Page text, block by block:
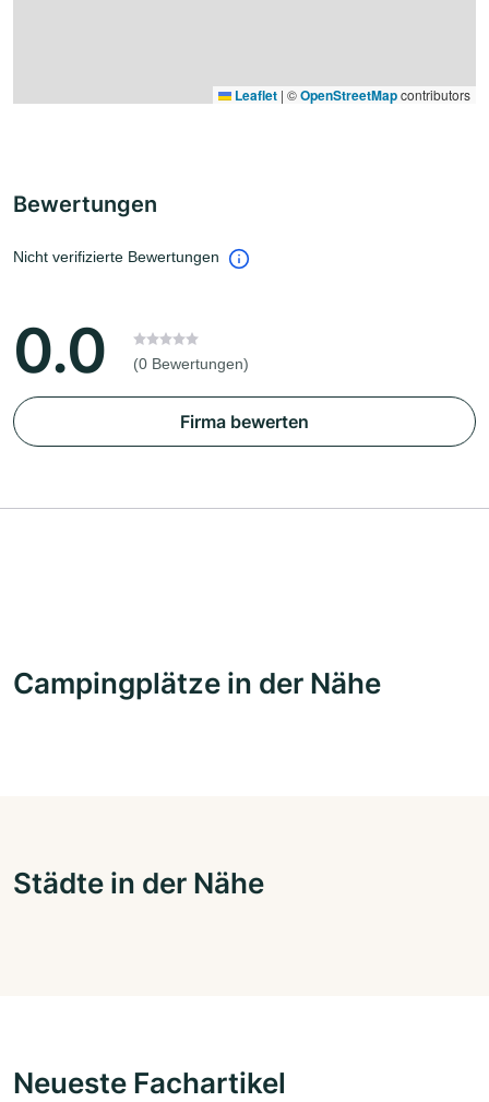
Leaflet | ©OpenStreetMapcontributors
Bewertungen
Nicht verifizierte Bewertungen
0.0 (0 Bewertungen)
Firma bewerten
Campingplätze in der Nähe
Städte in der Nähe
Neueste Fachartikel